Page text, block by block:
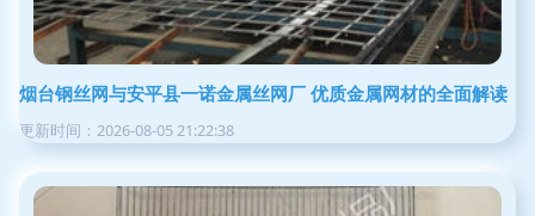
烟台钢丝网与安平县一诺金属丝网厂 优质金属网材的全面解读
更新时间：2026-08-05 21:22:38